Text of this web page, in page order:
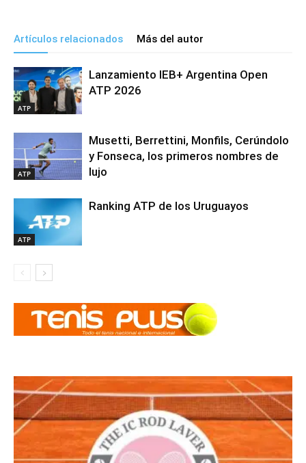
Artículos relacionados Más del autor
ATP
Lanzamiento IEB+ Argentina Open
ATP 2026
ATP
Musetti, Berrettini, Monfils, Cerúndolo
y Fonseca, los primeros nombres de
lujo
ATP
Ranking ATP de los Uruguayos